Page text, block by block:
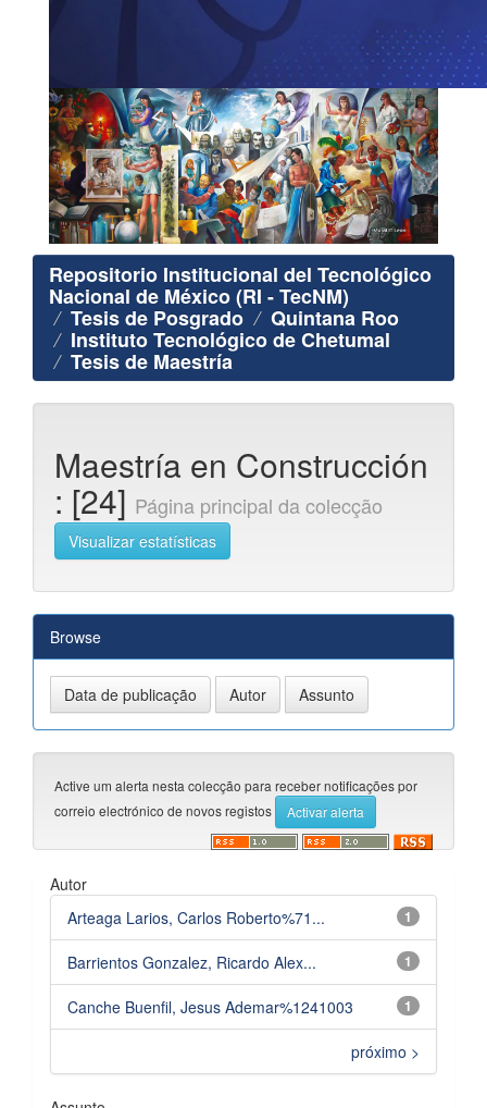
Repositorio Institucional del Tecnológico
Nacional de México (RI - TecNM)
Tesis de Posgrado Quintana Roo
Instituto Tecnológico de Chetumal
Tesis de Maestría
Maestría en Construcción
: [24] Página principal da colecção
Visualizar estatísticas
Browse
Active um alerta nesta colecção para receber notificações por
correio electrónico de novos registos
Autor
1
Arteaga Larios, Carlos Roberto%71...
1
Barrientos Gonzalez, Ricardo Alex...
1
Canche Buenfil, Jesus Ademar%1241003
próximo >